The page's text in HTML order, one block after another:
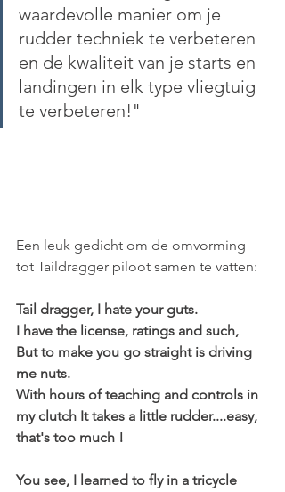
waardevolle manier om je
rudder techniek te verbeteren
en de kwaliteit van je starts en
landingen in elk type vliegtuig
te verbeteren!"
Een leuk gedicht om de omvorming
tot Taildragger piloot samen te vatten:
Tail dragger, I hate your guts.
I have the license, ratings and such,
But to make you go straight is driving
me nuts.
With hours of teaching and controls in
my clutch It takes a little rudder....easy,
that's too much !
You see, I learned to fly in a tricycle